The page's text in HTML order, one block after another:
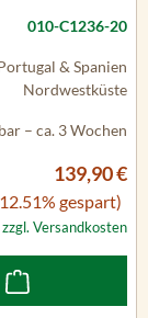
010-C1236-20
& Spanien
Nordwestküste
– ca. 3 Wochen
139,90 €
gespart)
Versandkosten